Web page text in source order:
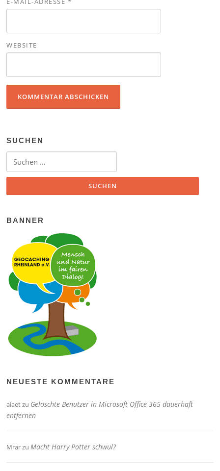
WEBSITE
SUCHEN
Suchen nach:
BANNER
NEUESTE KOMMENTARE
aiaetzu Gelöschte Benutzer in Microsoft Office 365 dauerhaft
entfernen
Mrarzu Macht Harry Potter schwul?